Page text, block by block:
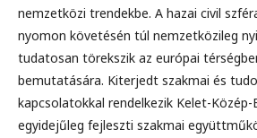
nemzetközi trendekbe. A hazai civil
nyomon követésén túl nemzetközileg
tudatosan törekszik az európai
bemutatására. Kiterjedt szakmai és
kapcsolatokkal rendelkezik Kelet-Közép-
egyidejűleg fejleszti szakmai